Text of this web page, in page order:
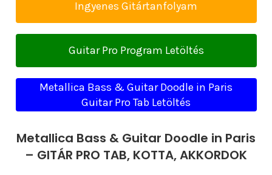
Ingyenes Gitártanfolyam
Guitar Pro Program Letöltés
Metallica Bass & Guitar Doodle in Paris
Guitar Pro Tab Letöltés
Metallica Bass & Guitar Doodle in Paris
– GITÁR PRO TAB, KOTTA, AKKORDOK